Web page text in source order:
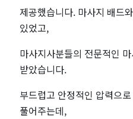
제공했습니다. 마사지 배드
있었고,
마사지사분들의 전문적인
받았습니다.
부드럽고 안정적인 압력으
풀어주는데,